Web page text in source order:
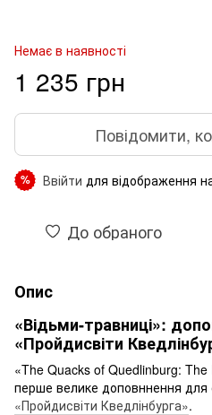
Немає в наявності
1 235 грн
Повідомити,
% Ввійти для відображення
До обраного
Опис
«Відьми-травниці»:
«Пройдисвіти
«The Quacks of Quedlinburg: The
перше велике доповннення для
«Пройдисвіти Кведлінбурга».